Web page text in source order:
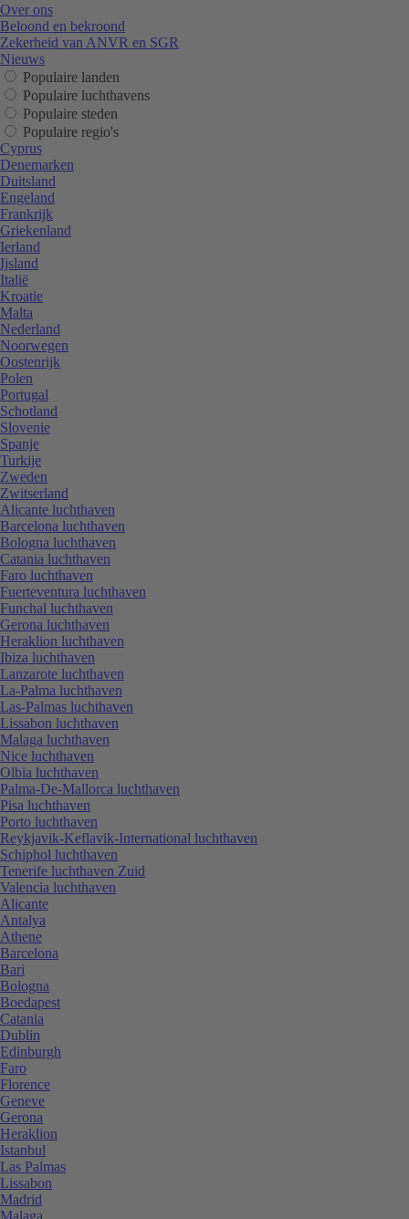
Over ons
Beloond en bekroond
Zekerheid van ANVR en SGR
Nieuws
Populaire landen
Populaire luchthavens
Populaire steden
Populaire regio's
Cyprus
Denemarken
Duitsland
Engeland
Frankrijk
Griekenland
Ierland
Ijsland
Italië
Kroatie
Malta
Nederland
Noorwegen
Oostenrijk
Polen
Portugal
Schotland
Slovenie
Spanje
Turkije
Zweden
Zwitserland
Alicante luchthaven
Barcelona luchthaven
Bologna luchthaven
Catania luchthaven
Faro luchthaven
Fuerteventura luchthaven
Funchal luchthaven
Gerona luchthaven
Heraklion luchthaven
Ibiza luchthaven
Lanzarote luchthaven
La-Palma luchthaven
Las-Palmas luchthaven
Lissabon luchthaven
Malaga luchthaven
Nice luchthaven
Olbia luchthaven
Palma-De-Mallorca luchthaven
Pisa luchthaven
Porto luchthaven
Reykjavik-Keflavik-International luchthaven
Schiphol luchthaven
Tenerife luchthaven Zuid
Valencia luchthaven
Alicante
Antalya
Athene
Barcelona
Bari
Bologna
Boedapest
Catania
Dublin
Edinburgh
Faro
Florence
Geneve
Gerona
Heraklion
Istanbul
Las Palmas
Lissabon
Madrid
Malaga